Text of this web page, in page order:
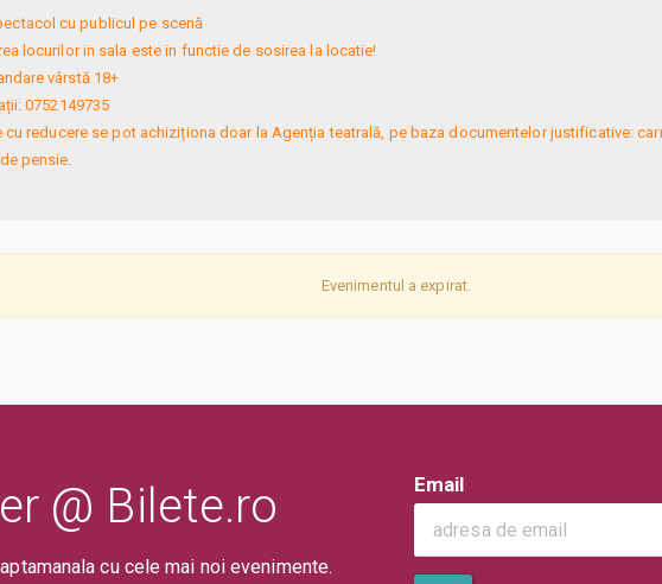
cu publicul pe scenă
locurilor in sala este in functie de sosirea la locatie!
vârstă 18+
0752149735
cu reducere se pot achiziționa doar la Agenția teatrală, pe baza documentelor justificative:
pensie.
Evenimentul a expirat.
@ Bilete.ro
cu cele mai noi evenimente.
Email